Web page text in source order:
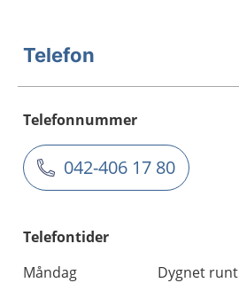
Telefon
Telefonnummer
042-406 17 80
Telefontider
Måndag
Dygnet runt